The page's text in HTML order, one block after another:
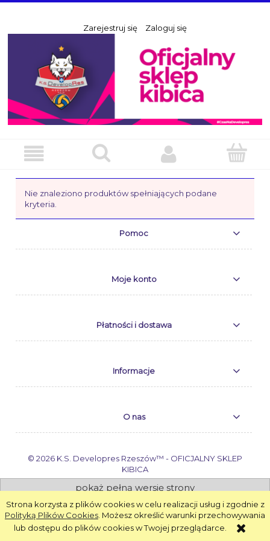
Strona korzysta z plików cookies w celu realizacji usług i zgodnie z
Polityką Plików Cookies . Możesz określić warunki przechowywania
lub dostępu do plików cookies w Twojej przeglądarce.
Zarejestruj się Zaloguj się
Nie znaleziono produktów spełniających podane
kryteria.
Pomoc
Moje konto
Płatności i dostawa
Informacje
O nas
© 2026 K.S. Developres Rzeszów™ - OFICJALNY SKLEP
KIBICA
pokaż pełną wersję strony
Sklep internetowy Shoper.pl